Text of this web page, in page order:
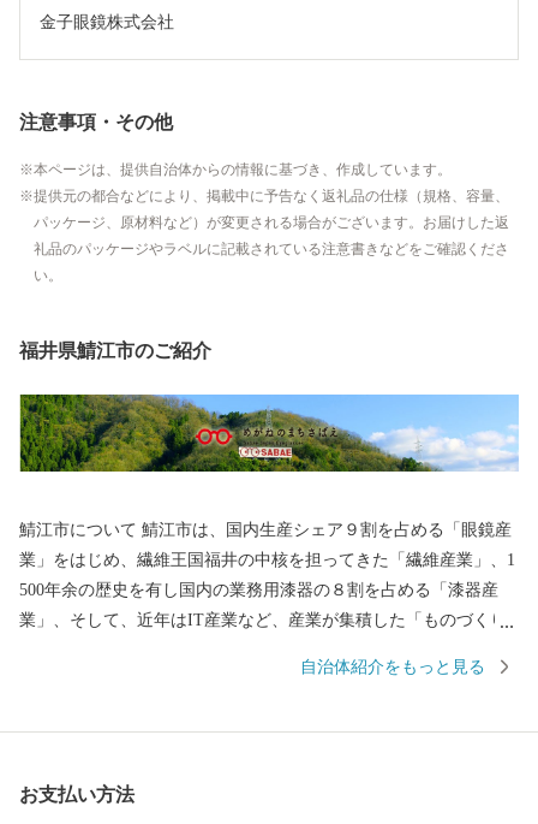
金子眼鏡株式会社
注意事項・その他
本ページは、提供自治体からの情報に基づき、作成しています。
提供元の都合などにより、掲載中に予告なく返礼品の仕様（規格、容量、
パッケージ、原材料など）が変更される場合がございます。お届けした返
礼品のパッケージやラベルに記載されている注意書きなどをご確認くださ
い。
福井県鯖江市のご紹介
鯖江市について 鯖江市は、国内生産シェア９割を占める「眼鏡産
業」をはじめ、繊維王国福井の中核を担ってきた「繊維産業」、1
500年余の歴史を有し国内の業務用漆器の８割を占める「漆器産
業」、そして、近年はIT産業など、産業が集積した「ものづくり
であり、近松門左衛門が幼少期を過ごした地域には当時をしのぶ
市はものづくり分野を中心に内発的に発展し、成長を遂げてきた
自治体紹介をもっと見る
お支払い方法